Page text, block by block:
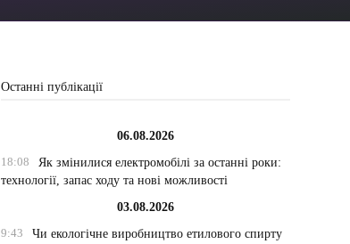
Останні публікації
06.08.2026
18:08
Як змінилися електромобілі за останні роки:
технології, запас ходу та нові можливості
03.08.2026
9:43
Чи екологічне виробництво етилового спирту